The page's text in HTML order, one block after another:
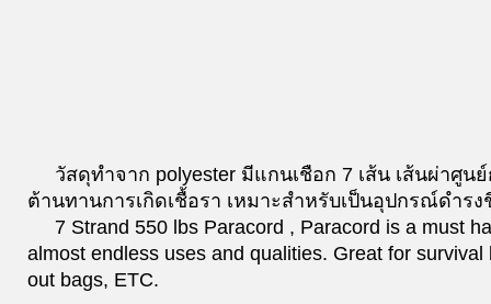
วัสดุทำจาก polyester มีแกนเชือก 7 เส้น เส้นผ่าศูน
ต้านทานการเกิดเชื้อรา เหมาะสำหรับเป็นอุปกรณ์ดำร
7 Strand 550 lbs Paracord , Paracord is a must
almost endless uses and qualities. Great for
out bags, ETC.